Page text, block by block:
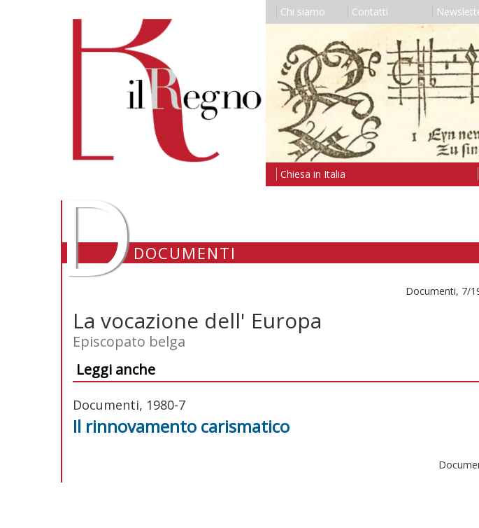
Chi siamo Contatti
Chiesa in Italia
DDOCUMENTI
Documenti, 7/
La vocazione dell' Europa
Episcopato belga
Leggi anche
Documenti, 1980-7
Il rinnovamento carismatico